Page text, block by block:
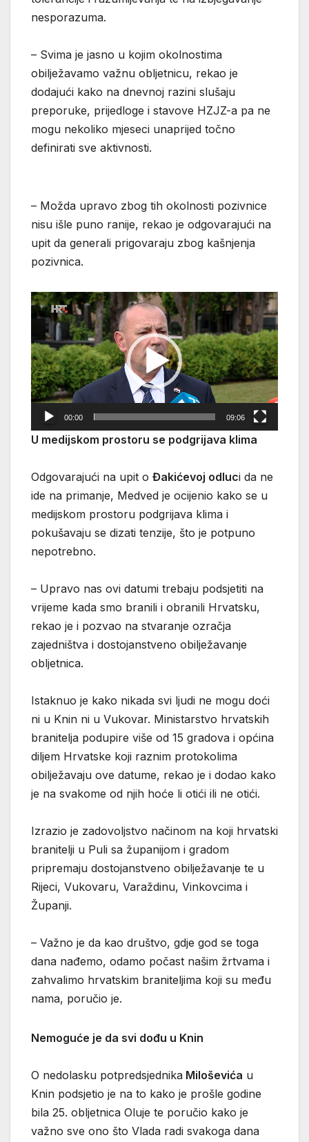
nesporazuma.
– Svima je jasno u kojim okolnostima
obilježavamo važnu obljetnicu, rekao je
dodajući kako na dnevnoj razini slušaju
preporuke, prijedloge i stavove HZJZ-a pa ne
mogu nekoliko mjeseci unaprijed točno
definirati sve aktivnosti.
– Možda upravo zbog tih okolnosti pozivnice
nisu išle puno ranije, rekao je odgovarajući na
upit da generali prigovaraju zbog kašnjenja
pozivnica.
Reproduktor
videozapisa
00:00 09:06
U medijskom prostoru se podgrijava klima
Odgovarajući na upit o Đakićevoj odluci da ne
ide na primanje, Medved je ocijenio kako se u
medijskom prostoru podgrijava klima i
pokušavaju se dizati tenzije, što je potpuno
nepotrebno.
– Upravo nas ovi datumi trebaju podsjetiti na
vrijeme kada smo branili i obranili Hrvatsku,
rekao je i pozvao na stvaranje ozračja
zajedništva i dostojanstveno obilježavanje
obljetnica.
Istaknuo je kako nikada svi ljudi ne mogu doći
ni u Knin ni u Vukovar. Ministarstvo hrvatskih
branitelja podupire više od 15 gradova i općina
diljem Hrvatske koji raznim protokolima
obilježavaju ove datume, rekao je i dodao kako
je na svakome od njih hoće li otići ili ne otići.
Izrazio je zadovoljstvo načinom na koji hrvatski
branitelji u Puli sa županijom i gradom
pripremaju dostojanstveno obilježavanje te u
Rijeci, Vukovaru, Varaždinu, Vinkovcima i
Županji.
– Važno je da kao društvo, gdje god se toga
dana nađemo, odamo počast našim žrtvama i
zahvalimo hrvatskim braniteljima koji su među
nama, poručio je.
Nemoguće je da svi dođu u Knin
O nedolasku potpredsjednika Miloševića u
Knin podsjetio je na to kako je prošle godine
bila 25. obljetnica Oluje te poručio kako je
važno sve ono što Vlada radi svakoga dana